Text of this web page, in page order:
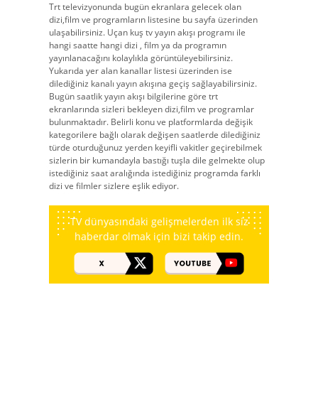
Trt televizyonunda bugün ekranlara gelecek olan
dizi,film ve programların listesine bu sayfa üzerinden
ulaşabilirsiniz. Uçan kuş tv yayın akışı programı ile
hangi saatte hangi dizi , film ya da programın
yayınlanacağını kolaylıkla görüntüleyebilirsiniz.
Yukarıda yer alan kanallar listesi üzerinden ise
dilediğiniz kanalı yayın akışına geçiş sağlayabilirsiniz.
Bugün saatlik yayın akışı bilgilerine göre trt
ekranlarında sizleri bekleyen dizi,film ve programlar
bulunmaktadır. Belirli konu ve platformlarda değişik
kategorilere bağlı olarak değişen saatlerde dilediğiniz
türde oturduğunuz yerden keyifli vakitler geçirebilmek
sizlerin bir kumandayla bastığı tuşla dile gelmekte olup
istediğiniz saat aralığında istediğiniz programda farklı
dizi ve filmler sizlere eşlik ediyor.
TV dünyasındaki gelişmelerden ilk siz
haberdar olmak için bizi takip edin.